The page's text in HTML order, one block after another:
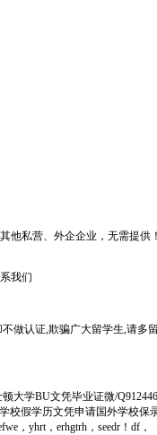
私营、外企企业，无需提
我们
做认证,欺骗广大留学生,请
学BU文凭毕业证微/
假学历文凭申请国外学校
，yhrt，erhgtrh，seedr！df，